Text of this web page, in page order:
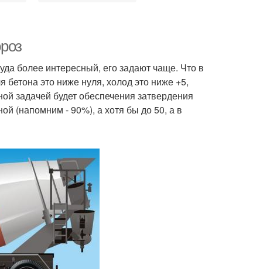
более интересный, его задают чаще. Что в
это ниже нуля, холод это ниже +5,
задачей будет обеспечения затвердения
(напомним - 90%), а хотя бы до 50, а в